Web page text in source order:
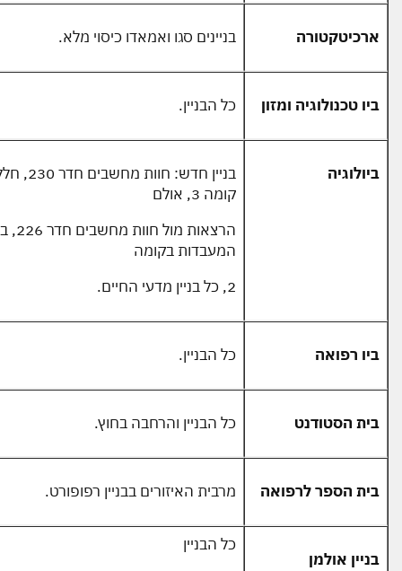
ארכיטקטורה בניינים סגו ואמאדו כיסוי מלא.
ביו טכנולוגיה ומזון כל הבניין.
ביולוגיה
בניין
קומה 3, אולם
המעבדות בקומה
2, כל בניין מדעי החיים.
ביו רפואה כל הבניין.
בית הסטודנט כל הבניין והרחבה בחוץ.
בית הספר לרפואה מרבית האיזורים בבניין רפופורט.
בניין אולמן
כל הבניין